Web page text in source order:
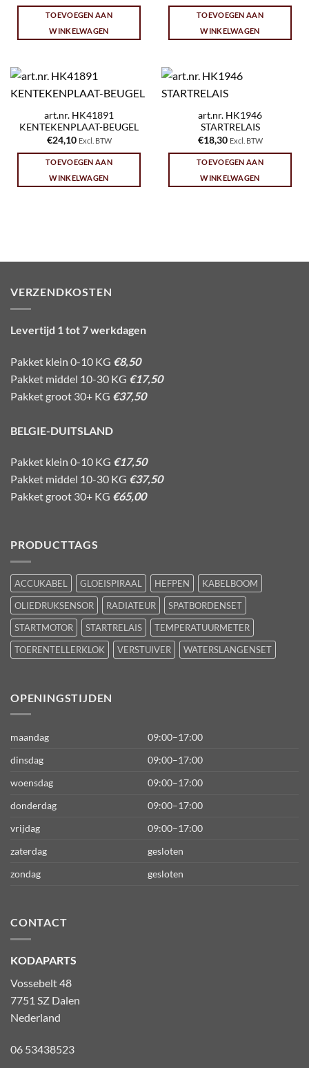
TOEVOEGEN AAN
WINKELWAGEN
TOEVOEGEN AAN
WINKELWAGEN
art.nr. HK41891
KENTEKENPLAAT-BEUGEL
€24,10 Excl. BTW
TOEVOEGEN AAN
WINKELWAGEN
art.nr. HK1946
STARTRELAIS
€18,30 Excl. BTW
TOEVOEGEN AAN
WINKELWAGEN
VERZENDKOSTEN
Levertijd 1 tot 7 werkdagen
Pakket klein 0-10 KG €8,50
Pakket middel 10-30 KG €17,50
Pakket groot 30+ KG €37,50
BELGIE-DUITSLAND
Pakket klein 0-10 KG €17,50
Pakket middel 10-30 KG €37,50
Pakket groot 30+ KG €65,00
PRODUCTTAGS
ACCUKABEL GLOEISPIRAAL HEFPEN
KABELBOOM
OLIEDRUKSENSOR
RADIATEUR
SPATBORDENSET
STARTMOTOR
STARTRELAIS
TEMPERATUURMETER
TOERENTELLERKLOK
VERSTUIVER WATERSLANGENSET
OPENINGSTIJDEN
maandag
09:00–17:00
dinsdag
09:00–17:00
woensdag
09:00–17:00
donderdag
09:00–17:00
vrijdag
09:00–17:00
zaterdag
gesloten
zondag
gesloten
CONTACT
KODAPARTS
Vossebelt 48
7751 SZ Dalen
Nederland
06 53438523